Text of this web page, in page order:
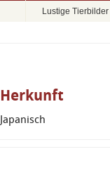
Lustige Tierbilder
Herkunft
Japanisch